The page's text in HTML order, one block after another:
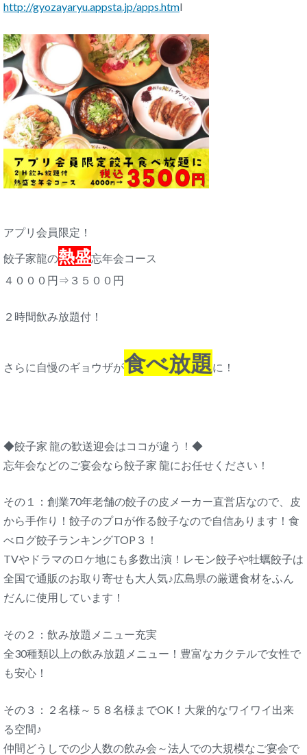
http://gyozayaryu.appsta.jp/apps.html
アプリ会員限定！
餃子家龍の熱盛忘年会コース
４０００円⇒３５００円
２時間飲み放題付！
さらに自慢のギョウザが食べ放題に！
◆餃子家 龍の歓送迎会はココが違う！◆
忘年会などのご宴会なら餃子家 龍にお任せください！
その１：創業70年老舗の餃子の皮メーカー直営店なので、皮
から手作り！餃子のプロが作る餃子なので自信あります！食
べログ餃子ランキングTOP３！
TVやドラマのロケ地にも多数出演！レモン餃子や牡蠣餃子は
全国で通販のお取り寄せも大人気♪広島県の厳選食材をふん
だんに使用しています！
その２：飲み放題メニュー充実
全30種類以上の飲み放題メニュー！豊富なカクテルで女性で
も安心！
その３：２名様～５８名様までOK！大衆的なワイワイ出来
る空間♪
仲間どうしでの少人数の飲み会～法人での大規模なご宴会で